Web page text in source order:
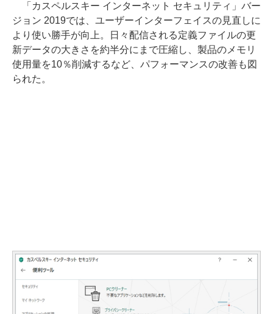
「カスペルスキー インターネット セキュリティ」バー
ジョン 2019では、ユーザーインターフェイスの見直しに
より使い勝手が向上。日々配信される定義ファイルの更
新データの大きさを約半分にまで圧縮し、製品のメモリ
使用量を10％削減するなど、パフォーマンスの改善も図
られた。